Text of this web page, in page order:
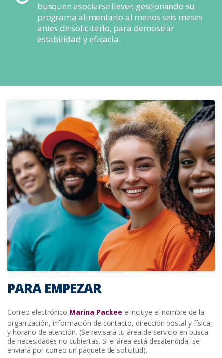
busquen asociarse lleven gestionando su
programa alimentario al menos seis meses
antes de solicitarlo, para demostrar
estabilidad y eficacia.
PARA EMPEZAR
Correo electrónico Marina Packee e incluye el nombre de la
organización, información de contacto, dirección postal y física,
y horario de atención. (Se revisará tu área de servicio en busca
de necesidades no cubiertas. Si el área está desatendida, se
enviará por correo un paquete de solicitud).